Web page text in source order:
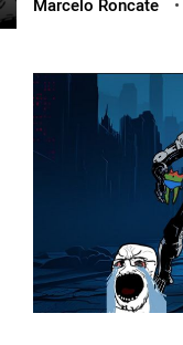
ქართული
vietnamese
Marcelo Roncate •